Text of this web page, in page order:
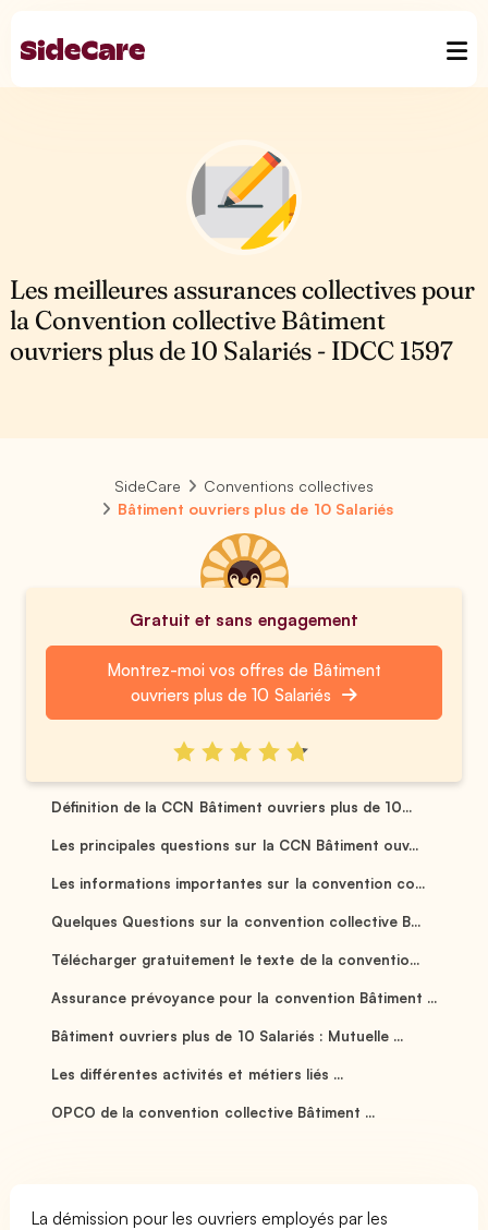
Les meilleures assurances collectives pour
la Convention collective Bâtiment
ouvriers plus de 10 Salariés - IDCC 1597
SideCare
Conventions collectives
Bâtiment ouvriers plus de 10 Salariés
Gratuit et sans engagement
Montrez-moi vos offres de Bâtiment
ouvriers plus de 10 Salariés
Définition de la CCN Bâtiment ouvriers plus de 10...
Les principales questions sur la CCN Bâtiment ouv...
Les informations importantes sur la convention co...
Quelques Questions sur la convention collective B...
Télécharger gratuitement le texte de la conventio...
Assurance prévoyance pour la convention Bâtiment ...
Bâtiment ouvriers plus de 10 Salariés : Mutuelle ...
Les différentes activités et métiers liés ...
OPCO de la convention collective Bâtiment ...
La démission pour les ouvriers employés par les